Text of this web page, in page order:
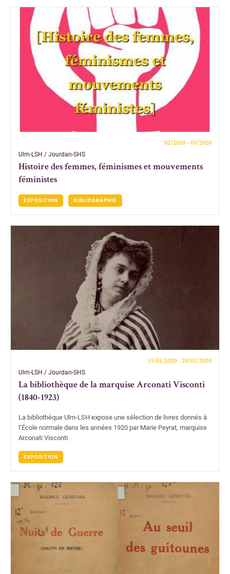
02/2020 - 03/2020
Ulm-LSH / Jourdan-SHS
Histoire des femmes, féminismes et mouvements
féministes
EXPOSITION BIBLIOGRAPHIE
13/01/2020 - 28/02/2020
Ulm-LSH / Jourdan-SHS
La bibliothèque de la marquise Arconati Visconti
(1840-1923)
La bibliothèque Ulm-LSH expose une sélection de livres donnés à
l’École normale dans les années 1920 par Marie Peyrat, marquise
Arconati Visconti
EXPOSITION